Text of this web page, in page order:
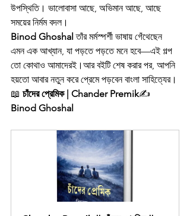
উপস্থিতি। ভালোবাসা আছে, অভিমান আছে, আছে
সময়ের নির্মম বদল।
Binod Ghoshal তাঁর মর্মস্পর্শী ভাষায় গেঁথেছেন
এমন এক আখ্যান, যা পড়তে পড়তে মনে হবে—এই গল্প
তো কোথাও আমাদেরই।আর বইটি শেষ করার পর, আপনি
হয়তো আবার নতুন করে প্রেমে পড়বেন বাংলা সাহিত্যের।
📖 চাঁদের প্রেমিক | Chander Premik✍️
Binod Ghoshal